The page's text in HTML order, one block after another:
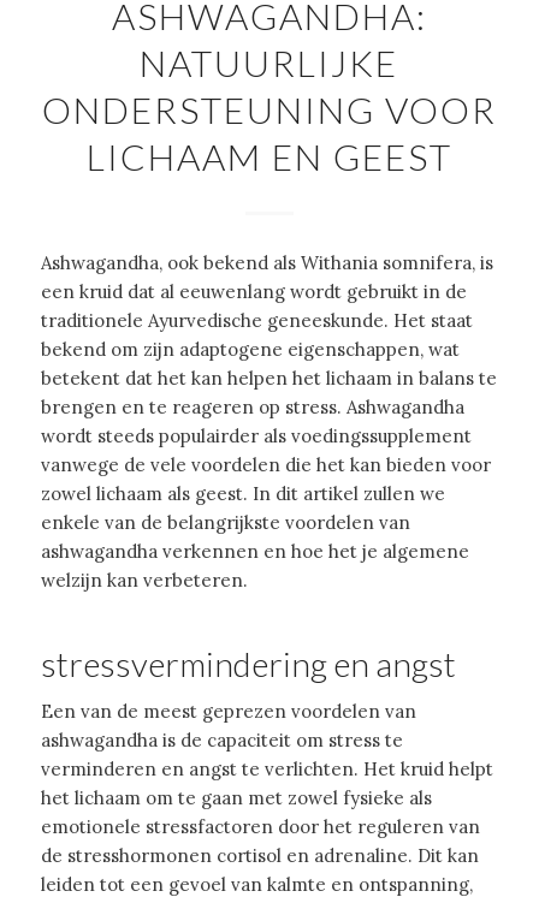
ASHWAGANDHA:
NATUURLIJKE
ONDERSTEUNING VOOR
LICHAAM EN GEEST
Ashwagandha, ook bekend als Withania somnifera, is
een kruid dat al eeuwenlang wordt gebruikt in de
traditionele Ayurvedische geneeskunde. Het staat
bekend om zijn adaptogene eigenschappen, wat
betekent dat het kan helpen het lichaam in balans te
brengen en te reageren op stress. Ashwagandha
wordt steeds populairder als voedingssupplement
vanwege de vele voordelen die het kan bieden voor
zowel lichaam als geest. In dit artikel zullen we
enkele van de belangrijkste voordelen van
ashwagandha verkennen en hoe het je algemene
welzijn kan verbeteren.
stressvermindering en angst
Een van de meest geprezen voordelen van
ashwagandha is de capaciteit om stress te
verminderen en angst te verlichten. Het kruid helpt
het lichaam om te gaan met zowel fysieke als
emotionele stressfactoren door het reguleren van
de stresshormonen cortisol en adrenaline. Dit kan
leiden tot een gevoel van kalmte en ontspanning,